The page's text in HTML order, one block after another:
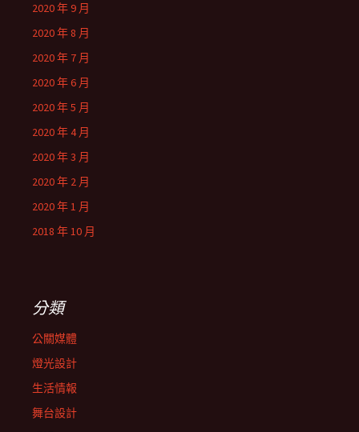
2020 年 9 月
2020 年 8 月
2020 年 7 月
2020 年 6 月
2020 年 5 月
2020 年 4 月
2020 年 3 月
2020 年 2 月
2020 年 1 月
2018 年 10 月
分類
公關媒體
燈光設計
生活情報
舞台設計